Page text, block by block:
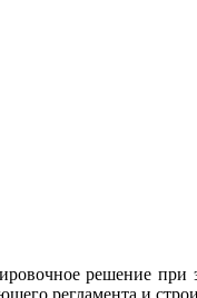
решение при
регламента и